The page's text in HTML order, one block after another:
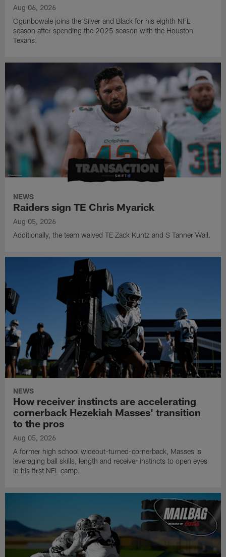
Aug 06, 2026
Ogunbowale joins the Silver and Black for his eighth NFL
season after spending the 2025 season with the Houston
Texans.
NEWS
Raiders sign TE Chris Myarick
Aug 05, 2026
Additionally, the team waived TE Zack Kuntz and S Tanner Wall.
NEWS
How receiver instincts are accelerating
cornerback Hezekiah Masses' transition
to the pros
Aug 05, 2026
A former high school wideout-turned-cornerback, Masses is
leveraging ball skills, length and receiver instincts to open eyes
in his first NFL camp.